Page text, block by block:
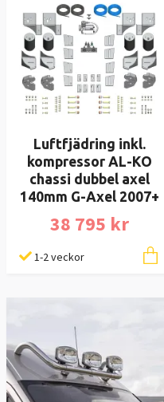
Luftfjädring inkl.
kompressor AL-KO
chassi dubbel axel
140mm G-Axel 2007+
38 795 kr
1-2 veckor